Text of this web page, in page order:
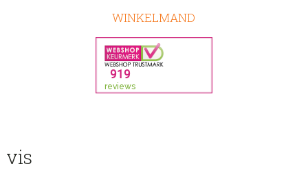
WINKELMAND
vis